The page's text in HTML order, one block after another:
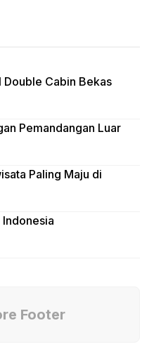
Cabin Bekas
Pemandangan Luar
Paling Maju di
Indonesia
Footer